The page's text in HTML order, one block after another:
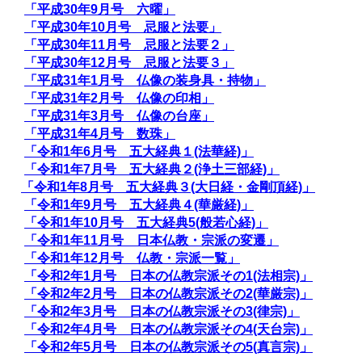
「平成30年9月号 六曜」
「平成30年10月号 忌服と法要」
「平成30年11月号 忌服と法要２」
「平成30年12月号 忌服と法要３」
「平成31年1月号 仏像の装身具・持物」
「平成31年2月号 仏像の印相」
「平成31年3月号 仏像の台座」
「平成31年4月号 数珠」
「令和1年6月号 五大経典１(法華経)」
「令和1年7月号 五大経典２(浄土三部経)」
「令和1年8月号 五大経典３(大日経・金剛頂経)」
「令和1年9月号 五大経典４(華厳経)」
「令和1年10月号 五大経典5(般若心経)」
「令和1年11月号 日本仏教・宗派の変遷」
「令和1年12月号 仏教・宗派一覧」
「令和2年1月号 日本の仏教宗派その1(法相宗)」
「令和2年2月号 日本の仏教宗派その2(華厳宗)」
「令和2年3月号 日本の仏教宗派その3(律宗)」
「令和2年4月号 日本の仏教宗派その4(天台宗)」
「令和2年5月号 日本の仏教宗派その5(真言宗)」